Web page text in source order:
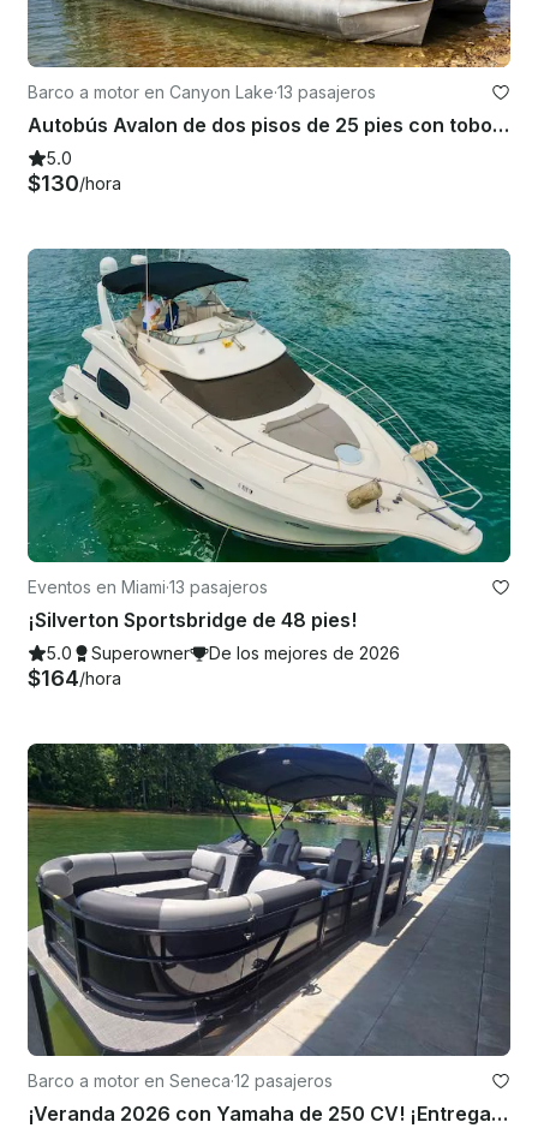
Barco a motor en Canyon Lake·13 pasajeros
Autobús Avalon de dos pisos de 25 pies con tobogán en Canyon Lake
5.0
$130/hora
Eventos en Miami·13 pasajeros
¡Silverton Sportsbridge de 48 pies!
5.0 Superowner De los mejores de 2026
$164/hora
Barco a motor en Seneca·12 pasajeros
¡Veranda 2026 con Yamaha de 250 CV! ¡Entrega a cualquier lago Seneca sin cargo adicional!